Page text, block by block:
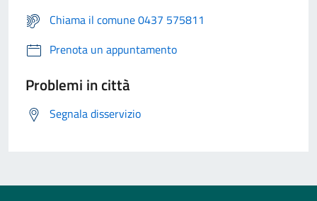
Chiama il comune 0437 575811
Prenota un appuntamento
Problemi in città
Segnala disservizio